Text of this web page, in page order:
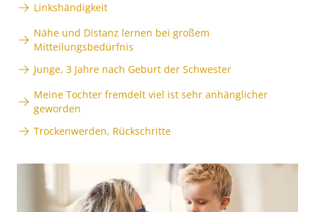
Linkshändigkeit
Nähe und Distanz lernen bei großem
Mitteilungsbedürfnis
Junge, 3 Jahre nach Geburt der Schwester
Meine Tochter fremdelt viel ist sehr anhänglicher
geworden
Trockenwerden, Rückschritte